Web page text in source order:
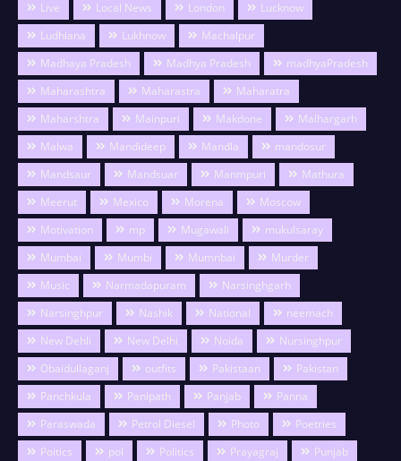
Live
Local News London
Lucknow
Ludhiana
Lukhnow
Machalpur
Madhaya Pradesh
Madhya Pradesh
madhyaPradesh
Maharashtra
Maharastra
Maharatra
Maharshtra
Mainpuri Makdone
Malhargarh
Malwa
Mandideep Mandla
mandosur
Mandsaur
Mandsuar Manmpuri
Mathura
Meerut
Mexico Morena
Moscow
Motivation
mp Mugawali
mukulsaray
Mumbai
Mumbi Mumnbai
Murder
Music
Narmadapuram
Narsinghgarh
Narsinghpur
Nashik National
neemach
New Dehli
New Delhi Noida
Nursinghpur
Obaidullaganj
outfits Pakistaan
Pakistan
Panchkula
Panipath Panjab
Panna
Paraswada
Petrol Diesel Photo
Poetries
Poitics
pol Politics Prayagraj
Punjab